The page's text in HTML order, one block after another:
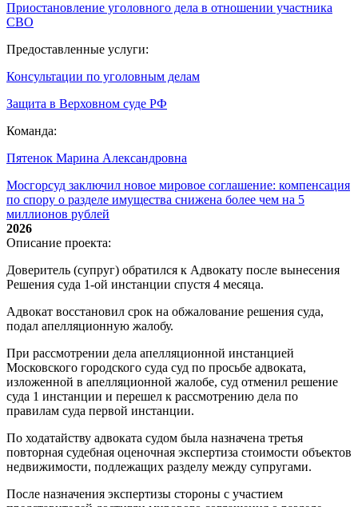
Приостановление уголовного дела в отношении участника
СВО
Предоставленные услуги:
Консультации по уголовным делам
Защита в Верховном суде РФ
Команда:
Пятенок Марина Александровна
Мосгорсуд заключил новое мировое соглашение: компенсация
по спору о разделе имущества снижена более чем на 5
миллионов рублей
2026
Описание проекта:
Доверитель (супруг) обратился к Адвокату после вынесения
Решения суда 1-ой инстанции спустя 4 месяца.
Адвокат восстановил срок на обжалование решения суда,
подал апелляционную жалобу.
При рассмотрении дела апелляционной инстанцией
Московского городского суда суд по просьбе адвоката,
изложенной в апелляционной жалобе, суд отменил решение
суда 1 инстанции и перешел к рассмотрению дела по
правилам суда первой инстанции.
По ходатайству адвоката судом была назначена третья
повторная судебная оценочная экспертиза стоимости объектов
недвижимости, подлежащих разделу между супругами.
После назначения экспертизы стороны с участием